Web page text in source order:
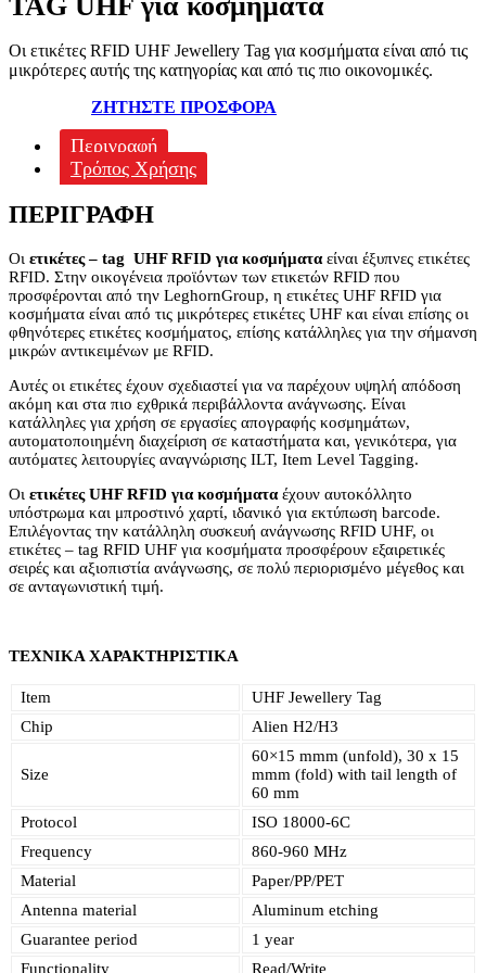
Οι ετικέτες RFID UHF Jewellery Tag για κοσμήματα είναι από τις
μικρότερες αυτής της κατηγορίας και από τις πιο οικονομικές.
ΖΗΤΗΣΤΕ ΠΡΟΣΦΟΡΑ
Περιγραφή
Τρόπος Χρήσης
ΠΕΡΙΓΡΑΦΉ
Οι ετικέτες – tag UHF RFID για κοσμήματαείναι έξυπνες ετικέτες
RFID. Στην οικογένεια προϊόντων των ετικετών RFID που
προσφέρονται από την LeghornGroup, η ετικέτες UHF RFID για
κοσμήματα είναι από τις μικρότερες ετικέτες UHF και είναι επίσης οι
φθηνότερες ετικέτες κοσμήματος, επίσης κατάλληλες για την σήμανση
μικρών αντικειμένων με RFID.
Αυτές οι ετικέτες έχουν σχεδιαστεί για να παρέχουν υψηλή απόδοση
ακόμη και στα πιο εχθρικά περιβάλλοντα ανάγνωσης. Είναι
κατάλληλες για χρήση σε εργασίες απογραφής κοσμημάτων,
αυτοματοποιημένη διαχείριση σε καταστήματα και, γενικότερα, για
αυτόματες λειτουργίες αναγνώρισης ILT, Item Level Tagging.
Οι ετικέτες UHF RFID για κοσμήματαέχουν αυτοκόλλητο
υπόστρωμα και μπροστινό χαρτί, ιδανικό για εκτύπωση barcode.
Επιλέγοντας την κατάλληλη συσκευή ανάγνωσης RFID UHF, οι
ετικέτες – tag RFID UHF για κοσμήματα προσφέρουν εξαιρετικές
σειρές και αξιοπιστία ανάγνωσης, σε πολύ περιορισμένο μέγεθος και
σε ανταγωνιστική τιμή.
ΤΕΧΝΙΚΑ ΧΑΡΑΚΤΗΡΙΣΤΙΚΑ
Item
UHF Jewellery Tag
Chip
Alien H2/H3
Size
60×15 mmm (unfold), 30 x 15
mmm (fold) with tail length of
60 mm
Protocol
ISO 18000-6C
Frequency
860-960 MHz
Material
Paper/PP/PET
Antenna material
Aluminum etching
Guarantee period
1 year
Functionality
Read/Write